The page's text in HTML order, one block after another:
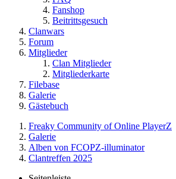
Fanshop
Beitrittsgesuch
Clanwars
Forum
Mitglieder
Clan Mitglieder
Mitgliederkarte
Filebase
Galerie
Gästebuch
Freaky Community of Online PlayerZ
Galerie
Alben von FCOPZ-illuminator
Clantreffen 2025